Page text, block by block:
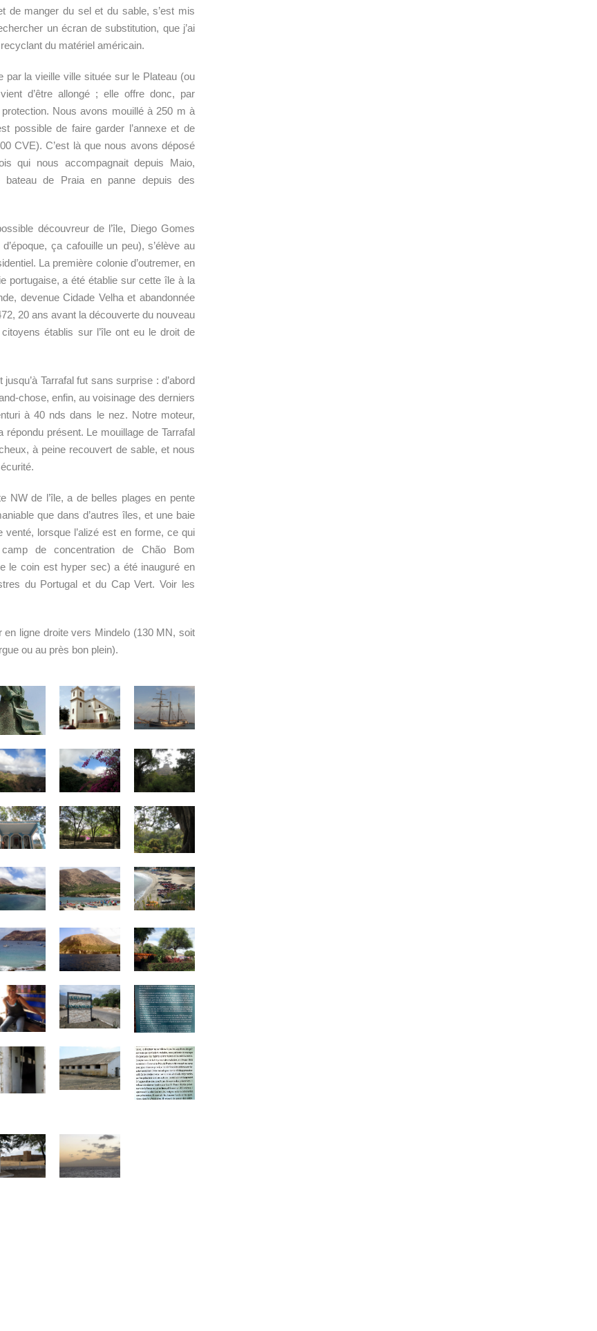
de manger du sel et du sable, s’est mis
un écran de substitution, que j’ai
du matériel américain.
par la vieille ville située sur le Plateau (ou
d’être allongé ; elle offre donc, par
Nous avons mouillé à 250 m à
possible de faire garder l’annexe et de
CVE). C’est là que nous avons déposé
qui nous accompagnait depuis Maio,
de Praia en panne depuis des
découvreur de l’île, Diego Gomes
ça cafouille un peu), s’élève au
La première colonie d’outremer, en
portugaise, a été établie sur cette île à la
devenue Cidade Velha et abandonnée
20 ans avant la découverte du nouveau
établis sur l’île ont eu le droit de
Tarrafal fut sans surprise : d’abord
chose, enfin, au voisinage des derniers
à 40 nds dans le nez. Notre moteur,
répondu présent. Le mouillage de Tarrafal
à peine recouvert de sable, et nous
NW de l’île, a de belles plages en pente
que dans d’autres îles, et une baie
lorsque l’alizé est en forme, ce qui
de concentration de Chão Bom
le coin est hyper sec) a été inauguré en
du Portugal et du Cap Vert. Voir les
en ligne droite vers Mindelo (130 MN, soit
ou au près bon plein).